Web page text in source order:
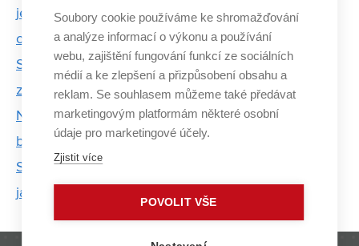
její efekt si studenti FEKT VUT budou moci sami
ověřit
Studentka biomedicíny uspěla se svou prací
zaměřenou na interakci léčiv
Neuronová síť pomůže s klasifikací nádorových
buněk. Studenti FEKT s ní uspěli v soutěži
Student VUT založil OMG Robotics a mění způsob,
jak se učí informatika na českých školách
Soubory cookie používáme ke shromažďování
a analýze informací o výkonu a používání
webu, zajištění fungování funkcí ze sociálních
médií a ke zlepšení a přizpůsobení obsahu a
reklam. Se souhlasem můžeme také předávat
marketingovým platformám některé osobní
údaje pro marketingové účely.
Zjistit více
POVOLIT VŠE